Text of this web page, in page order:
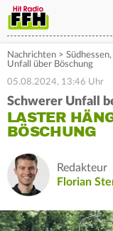
Nachrichten > Südhessen,
Unfall über Böschung
05.08.2024, 13:46 Uhr
Schwerer Unfall
LASTER
BÖSCHUNG
Redakteur
Florian